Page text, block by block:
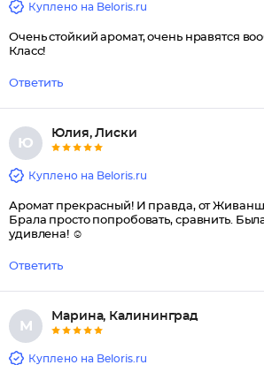
Куплено на Beloris.ru
Очень стойкий аромат, очень нравятся
Класс!
Ответить
Ю
Юлия, Лиски
Куплено на Beloris.ru
Аромат прекрасный! И правда, от
Брала просто попробовать, сравнить.
удивлена! ☺
Ответить
М
Марина, Калининград
Куплено на Beloris.ru